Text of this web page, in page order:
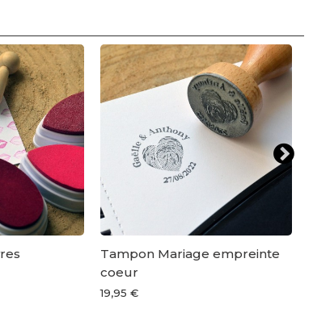
Tampon Mariage empreinte
coeur
19,95 €